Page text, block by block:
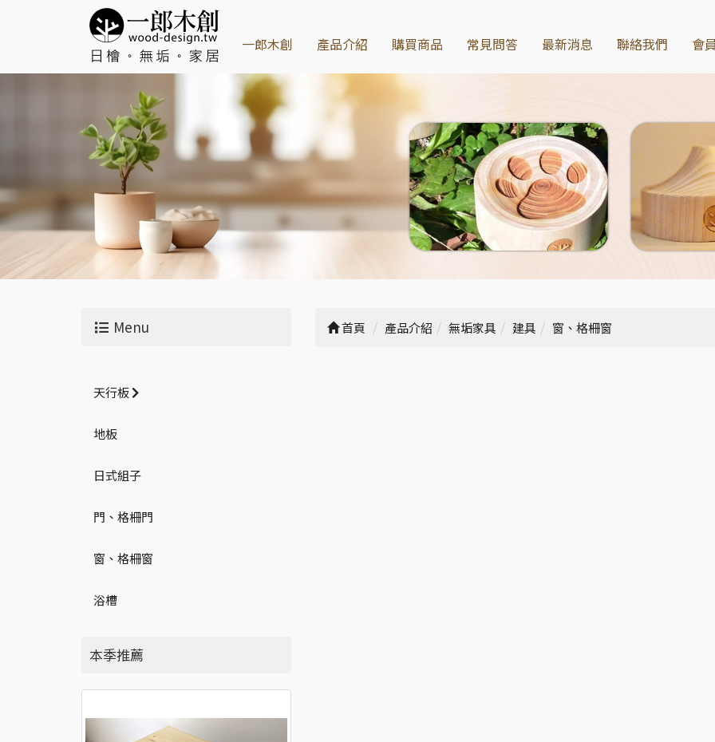
一郎木創 產品介紹 購買商品 常見問答 最新消息 聯絡我們 會
Menu
天行板
地板
日式組子
門、格柵門
窗、格柵窗
浴槽
本季推薦
首頁 產品介紹 無垢家具 建具 窗、格柵窗